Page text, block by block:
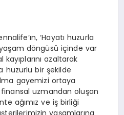
‘Hayatı huzurla
döngüsü içinde var
azaltarak
huzurlu bir şekilde
gayemizi ortaya
uzmandan oluşan
ağımız ve iş birliği
yaşamlarına